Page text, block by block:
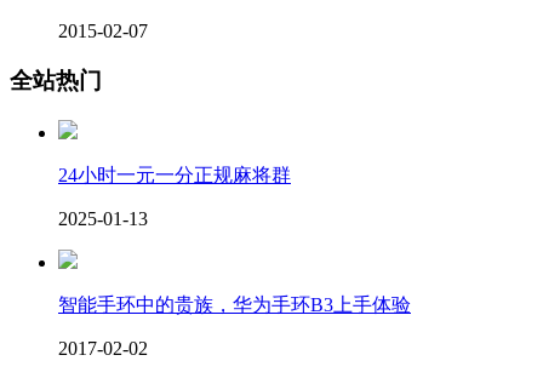
2015-02-07
全站热门
24小时一元一分正规麻将群
2025-01-13
智能手环中的贵族，华为手环B3上手体验
2017-02-02